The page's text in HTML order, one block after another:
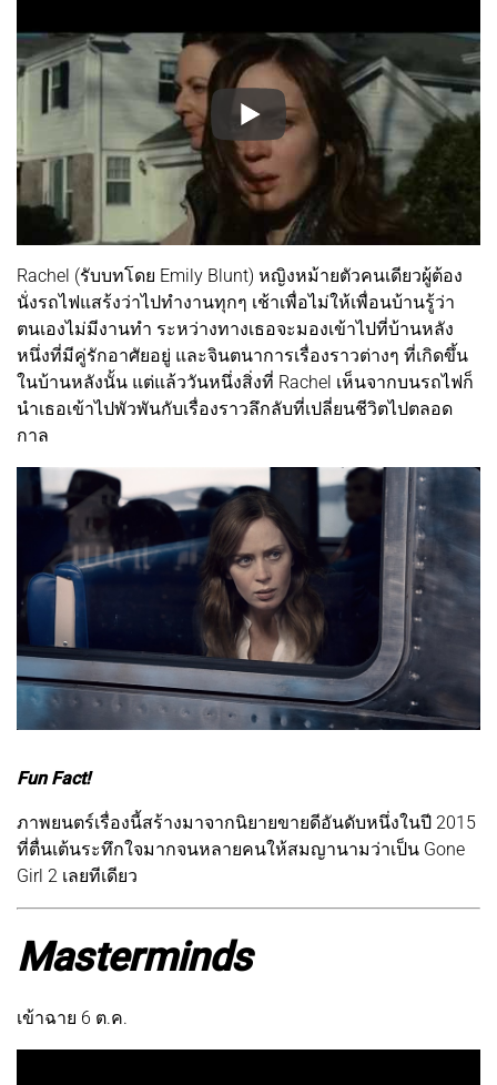
Rachel (รับบทโดย Emily Blunt) หญิงหม้ายตัวคนเดียวผู้ต้อง
นั่งรถไฟแสร้งว่าไปทำงานทุกๆ เช้าเพื่อไม่ให้เพื่อนบ้านรู้ว่า
ตนเองไม่มีงานทำ ระหว่างทางเธอจะมองเข้าไปที่บ้านหลัง
หนึ่งที่มีคู่รักอาศัยอยู่ และจินตนาการเรื่องราวต่างๆ ที่เกิดขึ้น
ในบ้านหลังนั้น แต่แล้ววันหนึ่งสิ่งที่ Rachel เห็นจากบนรถไฟก็
นำเธอเข้าไปพัวพันกับเรื่องราวลึกลับที่เปลี่ยนชีวิตไปตลอด
กาล
Fun Fact!
ภาพยนตร์เรื่องนี้สร้างมาจากนิยายขายดีอันดับหนึ่งในปี 2015
ที่ตื่นเต้นระทึกใจมากจนหลายคนให้สมญานามว่าเป็น Gone
Girl 2 เลยทีเดียว
Masterminds
เข้าฉาย 6 ต.ค.